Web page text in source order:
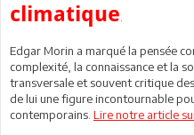
climatique
Edgar Morin a marqué la pensée
complexité, la connaissance et la
transversale et souvent critique
de lui une figure incontournable
contemporains. Lire notre article